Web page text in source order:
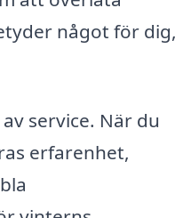
något för dig,
service. När du
erfarenhet,